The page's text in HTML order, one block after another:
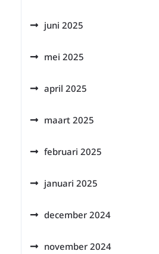
juni 2025
mei 2025
april 2025
maart 2025
februari 2025
januari 2025
december 2024
november 2024